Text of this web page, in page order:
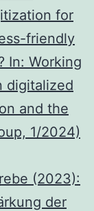
for
friendly
In: Working
digitalized
and the
1/2024)
(2023):
der